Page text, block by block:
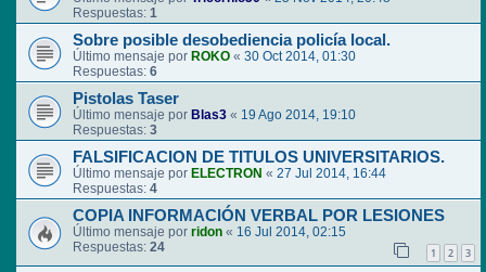
Respuestas: 1
Sobre posible desobediencia policía local.
Último mensaje por ROKO « 30 Oct 2014, 01:30
Respuestas: 6
Pistolas Taser
Último mensaje por Blas3 « 19 Ago 2014, 19:10
Respuestas: 3
FALSIFICACION DE TITULOS UNIVERSITARIOS.
Último mensaje por ELECTRON « 27 Jul 2014, 16:44
Respuestas: 4
COPIA INFORMACIÓN VERBAL POR LESIONES
Último mensaje por ridon « 16 Jul 2014, 02:15
Respuestas: 24 1 2 3